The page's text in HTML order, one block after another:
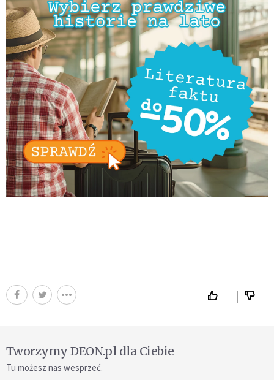
Tworzymy DEON.pl dla Ciebie
Tu możesz nas wesprzeć.